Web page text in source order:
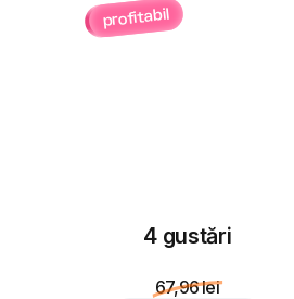
profitabil
4 gustări
67,96 lei